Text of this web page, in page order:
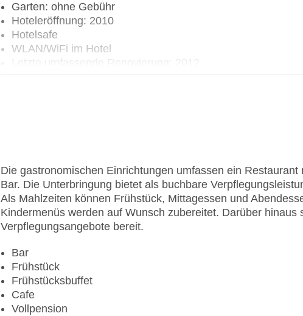
Garten: ohne Gebühr
Hoteleröffnung: 2010
Hotelsafe
WLAN/WiFi im Hotel
Letzte umfassende Renovierung: 2012
Gesamtanzahl der Zimmer: 240
Pools:Kinderbecken, Outdoor Pool, Sonnenschirme am
Zahlungsarten: Diners Club, EC Maestro, Mastercard, Visa
Landeskategorie: 5 Sterne
Die gastronomischen Einrichtungen umfassen ein
Bar. Die Unterbringung bietet als buchbare
Als Mahlzeiten können Frühstück, Mittagessen und
Kindermenüs werden auf Wunsch zubereitet. Darüber hinaus
Verpflegungsangebote bereit.
Bar
Frühstück
Frühstücksbuffet
Cafe
Vollpension